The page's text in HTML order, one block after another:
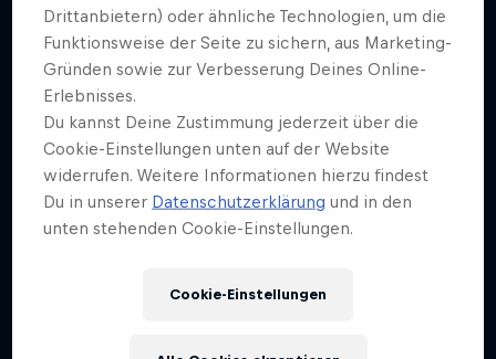
Staffel 1 Episode 6
38 Min · 13.03.2024
Peter Filzmaier und Alina Marzi sprechen über die schönsten
Laufgeschichten, dramatische Wien-Marathon-Szenen und was die
Teilnehmer beim Wings For Life World Run 2024 erwartet.
Bonusfolge: Andi Goldberger im Lauf-Talk!
Staffel 1 Episode 7
32 Min · 27.03.2024
Premiere im Podcast: Peter Filzmaier und Alina Marzi sprechen mit
Schweinehunde so groß wie Bernhardiner.
Drittanbietern) oder ähnliche Technologien, um die
Funktionsweise der Seite zu sichern, aus Marketing-
Gründen sowie zur Verbesserung Deines Online-
Erlebnisses.
Du kannst Deine Zustimmung jederzeit über die
Cookie-Einstellungen unten auf der Website
widerrufen. Weitere Informationen hierzu findest
Du in unserer Datenschutzerklärung und in den
unten stehenden Cookie-Einstellungen.
Cookie-Einstellungen